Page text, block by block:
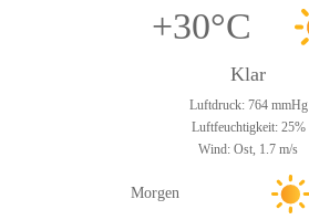
+30°C
Klar
Luftdruck: 764 mmHg
Luftfeuchtigkeit: 25%
Wind: Ost, 1.7 m/s
Morgen